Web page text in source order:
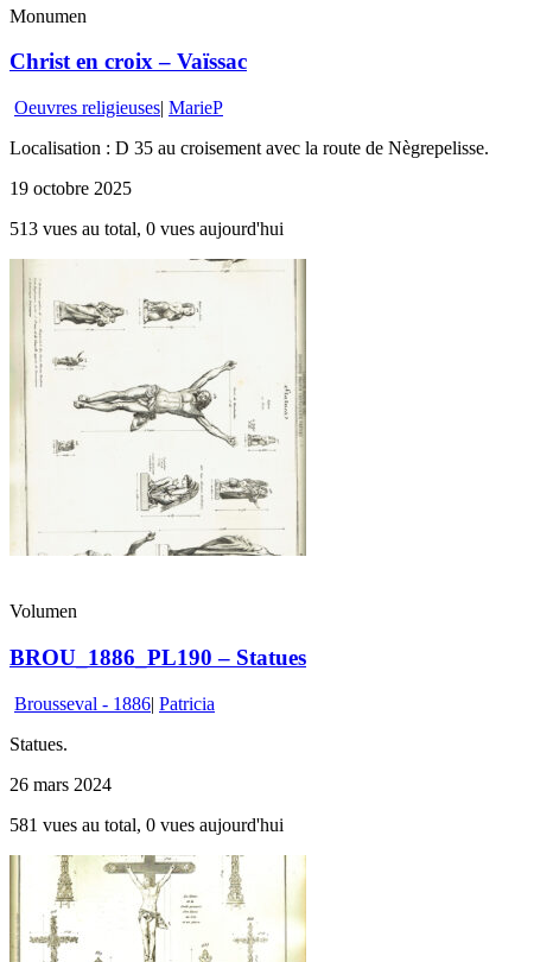
Monumen
Christ en croix – Vaïssac
Oeuvres religieuses| MarieP
Localisation : D 35 au croisement avec la route de Nègrepelisse.
19 octobre 2025
513 vues au total, 0 vues aujourd'hui
Volumen
BROU_1886_PL190 – Statues
Brousseval - 1886| Patricia
Statues.
26 mars 2024
581 vues au total, 0 vues aujourd'hui